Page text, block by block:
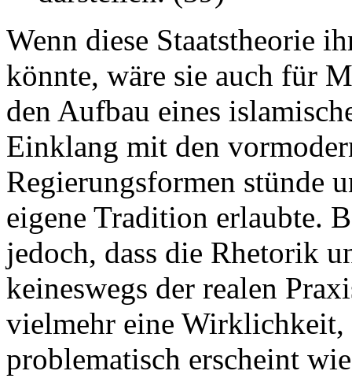
Wenn diese Staatstheorie
könnte, wäre sie auch für
den Aufbau eines
Einklang mit den
Regierungsformen stünde
eigene Tradition erlaubte.
jedoch, dass die Rhetorik
keineswegs der realen
vielmehr eine Wirklichkeit,
problematisch erscheint